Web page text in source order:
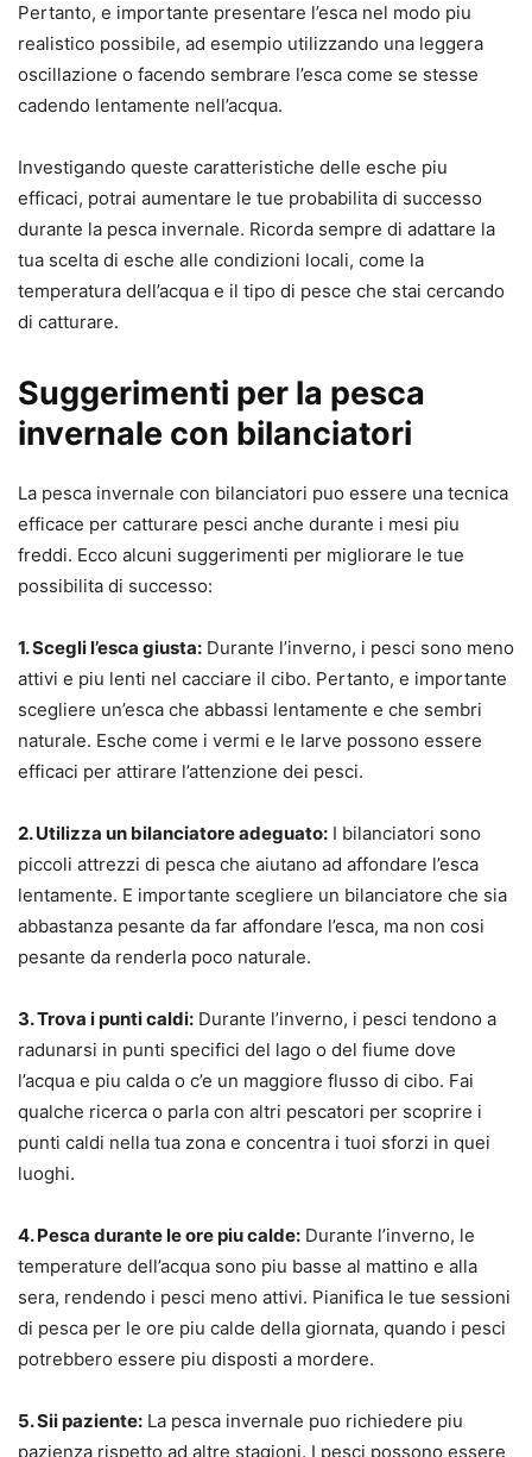
Pertanto, e importante presentare l’esca nel modo piu
realistico possibile, ad esempio utilizzando una leggera
oscillazione o facendo sembrare l’esca come se stesse
cadendo lentamente nell’acqua.
Investigando queste caratteristiche delle esche piu
efficaci, potrai aumentare le tue probabilita di successo
durante la pesca invernale. Ricorda sempre di adattare la
tua scelta di esche alle condizioni locali, come la
temperatura dell’acqua e il tipo di pesce che stai cercando
di catturare.
Suggerimenti per la pesca
invernale con bilanciatori
La pesca invernale con bilanciatori puo essere una tecnica
efficace per catturare pesci anche durante i mesi piu
freddi. Ecco alcuni suggerimenti per migliorare le tue
possibilita di successo:
1. Scegli l’esca giusta: Durante l’inverno, i pesci sono meno
attivi e piu lenti nel cacciare il cibo. Pertanto, e importante
scegliere un’esca che abbassi lentamente e che sembri
naturale. Esche come i vermi e le larve possono essere
efficaci per attirare l’attenzione dei pesci.
2. Utilizza un bilanciatore adeguato: I bilanciatori sono
piccoli attrezzi di pesca che aiutano ad affondare l’esca
lentamente. E importante scegliere un bilanciatore che sia
abbastanza pesante da far affondare l’esca, ma non cosi
pesante da renderla poco naturale.
3. Trova i punti caldi: Durante l’inverno, i pesci tendono a
radunarsi in punti specifici del lago o del fiume dove
l’acqua e piu calda o c’e un maggiore flusso di cibo. Fai
qualche ricerca o parla con altri pescatori per scoprire i
punti caldi nella tua zona e concentra i tuoi sforzi in quei
luoghi.
4. Pesca durante le ore piu calde: Durante l’inverno, le
temperature dell’acqua sono piu basse al mattino e alla
sera, rendendo i pesci meno attivi. Pianifica le tue sessioni
di pesca per le ore piu calde della giornata, quando i pesci
potrebbero essere piu disposti a mordere.
5. Sii paziente: La pesca invernale puo richiedere piu
pazienza rispetto ad altre stagioni. I pesci possono essere